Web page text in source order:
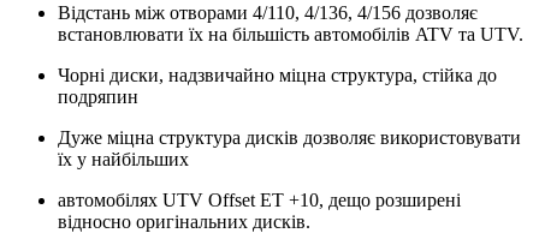
Відстань між отворами 4/110, 4/136, 4/156 дозволяє
встановлювати їх на більшість автомобілів ATV та UTV.
Чорні диски, надзвичайно міцна структура, стійка до
подряпин
Дуже міцна структура дисків дозволяє використовувати
їх у найбільших
автомобілях UTV Offset ET +10, дещо розширені
відносно оригінальних дисків.